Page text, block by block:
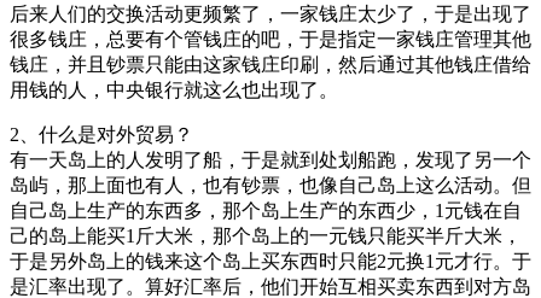
后来人们的交换活动更频繁了，一家钱庄太少了，于是出现了
很多钱庄，总要有个管钱庄的吧，于是指定一家钱庄管理其他
钱庄，并且钞票只能由这家钱庄印刷，然后通过其他钱庄借给
用钱的人，中央银行就这么也出现了。
2、什么是对外贸易？
有一天岛上的人发明了船，于是就到处划船跑，发现了另一个
岛屿，那上面也有人，也有钞票，也像自己岛上这么活动。但
自己岛上生产的东西多，那个岛上生产的东西少，1元钱在自
己的岛上能买1斤大米，那个岛上的一元钱只能买半斤大米，
于是另外岛上的钱来这个岛上买东西时只能2元换1元才行。于
是汇率出现了。算好汇率后，他们开始互相买卖东西到对方岛